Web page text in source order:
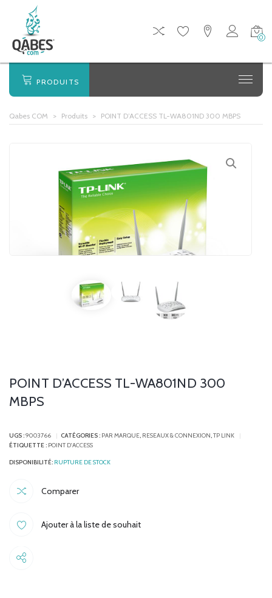
0
PRODUITS
Qabes COM > Produits > POINT D’ACCESS TL-WA801ND 300 MBPS
POINT D’ACCESS TL-WA801ND 300
MBPS
UGS :9003766 CATÉGORIES : PAR MARQUE, RESEAUX & CONNEXION,TP LINK
ÉTIQUETTE : POINT D'ACCESS
Comparer
Ajouter à la liste de souhait
RUPTURE DE STOCK